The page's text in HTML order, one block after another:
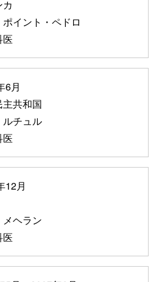
イント・ペドロ
医
6月
共和国
ルチュル
医
12月
ヘラン
医